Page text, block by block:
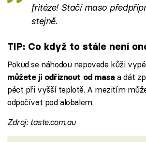
fritéze! Stačí maso
stejně.
TIP: Co když to stále není
Pokud se náhodou nepovede kůži
můžete ji odříznout od masa a dát
péct při vyšší teplotě. A mezitím
odpočívat pod alobalem.
Zdroj: taste.com.au